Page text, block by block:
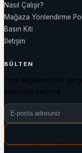
Nasıl Çalışır?
Mağaza Yönlendirme
Basın Kiti
İletişim
BÜLTEN
Fiyat düşüşlerini ve
indirimleri kaçırma.
Bülten e-posta adresiniz